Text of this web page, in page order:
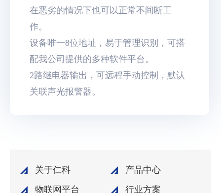
在恶劣的情况下也可以正常不间断工
作。
设备唯一8位地址，易于管理识别，可搭
配我公司提供的多种软件平台。
2路继电器输出，可远程手动控制，默认
关联声光报警器。
关于仁科
产品中心
物联网平台
行业方案